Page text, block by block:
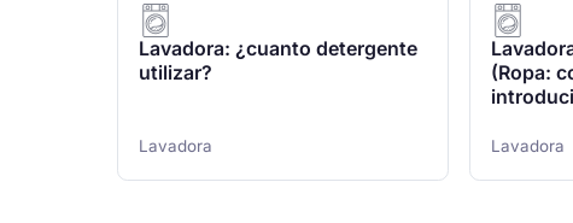
Lavadora: ¿cuanto detergente
utilizar?
Lavadora
(Ropa:
Lavadora